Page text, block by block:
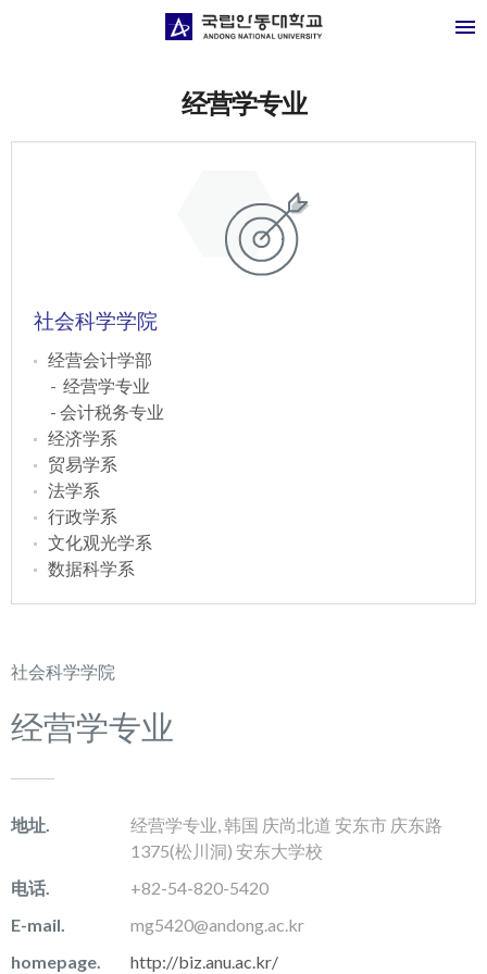
经营学专业
社会科学学院
经营会计学部
经营学专业
- 会计税务专业
经济学系
贸易学系
法学系
行政学系
文化观光学系
数据科学系
社会科学学院
经营学专业
地址.
经营学专业, 韩国 庆尚北道 安东市 庆东路
1375(松川洞) 安东大学校
电话.
+82-54-820-5420
E-mail.
mg5420@andong.ac.kr
homepage.
http://biz.anu.ac.kr/